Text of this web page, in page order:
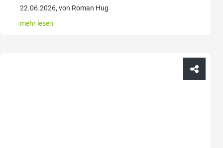
22.06.2026, von Roman Hug
mehr lesen